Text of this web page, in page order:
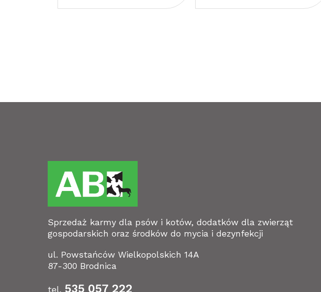
Sprzedaż karmy dla psów i kotów, dodatków dla zwierząt
gospodarskich oraz środków do mycia i dezynfekcji
ul. Powstańców Wielkopolskich 14A
87-300 Brodnica
tel. 535 057 222